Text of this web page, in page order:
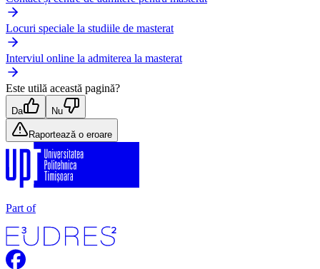
Locuri speciale la studiile de masterat
Interviul online la admiterea la masterat
Este utilă această pagină?
Da Nu
Raportează o eroare
Part of